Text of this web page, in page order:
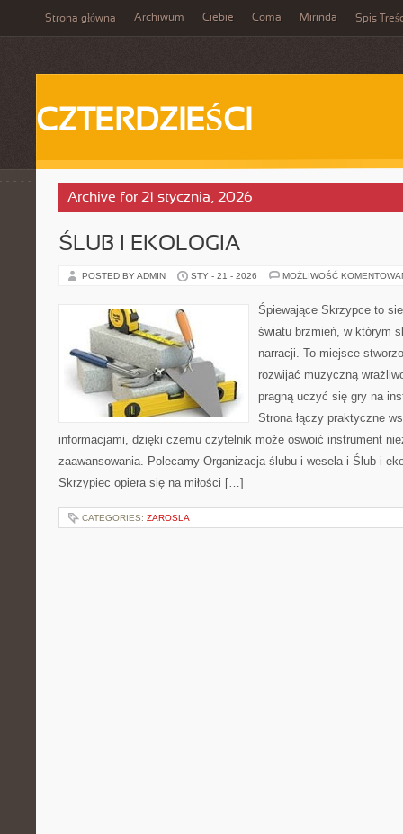
Strona główna Archiwum Ciebie Coma Mirinda Spis
CZTERDZIEŚCI
Archive for 21 stycznia, 2026
ŚLUB I EKOLOGIA
POSTED BY ADMIN STY - 21 - 2026 MOŻLIWOŚĆ
Śpiewające Skrzypce to
światu brzmień, w którym
narracji. To miejsce
rozwijać muzyczną
pragną uczyć się gry na
Strona łączy praktyczne
informacjami, dzięki czemu czytelnik może oswoić instrument
zaawansowania. Polecamy Organizacja ślubu i wesela i Ślub i
Skrzypiec opiera się na miłości […]
CATEGORIES: ZAROSLA